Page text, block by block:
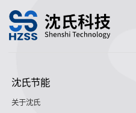
沈氏节能
关于沈氏